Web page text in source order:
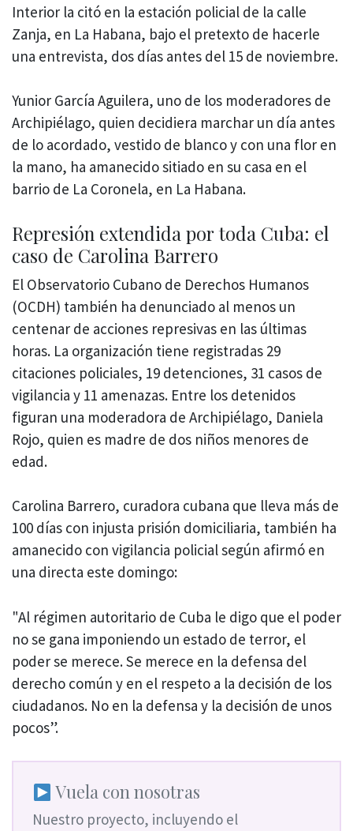
Interior la citó en la estación policial de la calle
Zanja, en La Habana, bajo el pretexto de hacerle
una entrevista, dos días antes del 15 de noviembre.
Yunior García Aguilera, uno de los moderadores de
Archipiélago, quien decidiera marchar un día antes
de lo acordado, vestido de blanco y con una flor en
la mano, ha amanecido sitiado en su casa en el
barrio de La Coronela, en La Habana.
Represión extendida por toda Cuba: el
caso de Carolina Barrero
El Observatorio Cubano de Derechos Humanos
(OCDH) también ha denunciado al menos un
centenar de acciones represivas en las últimas
horas. La organización tiene registradas 29
citaciones policiales, 19 detenciones, 31 casos de
vigilancia y 11 amenazas. Entre los detenidos
figuran una moderadora de Archipiélago, Daniela
Rojo, quien es madre de dos niños menores de
edad.
Carolina Barrero, curadora cubana que lleva más de
100 días con injusta prisión domiciliaria, también ha
amanecido con vigilancia policial según afirmó en
una directa este domingo:
"Al régimen autoritario de Cuba le digo que el poder
no se gana imponiendo un estado de terror, el
poder se merece. Se merece en la defensa del
derecho común y en el respeto a la decisión de los
ciudadanos. No en la defensa y la decisión de unos
pocos”.
Vuela con nosotras
Nuestro proyecto, incluyendo el